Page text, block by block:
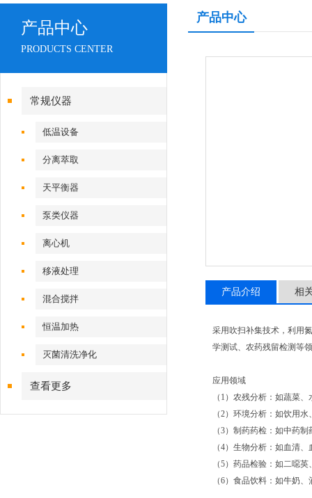
产品中心
PRODUCTS CENTER
常规仪器
低温设备
分离萃取
天平衡器
泵类仪器
离心机
移液处理
混合搅拌
恒温加热
灭菌清洗净化
查看更多
产品中心
产品介绍 相
采用吹扫补集技术，利用
学测试、农药残留检测等
应用领域
（1）农残分析：如蔬菜
（2）环境分析：如饮用
（3）制药药检：如中药
（4）生物分析：如血清
（5）药品检验：如二噁
（6）食品饮料：如牛奶